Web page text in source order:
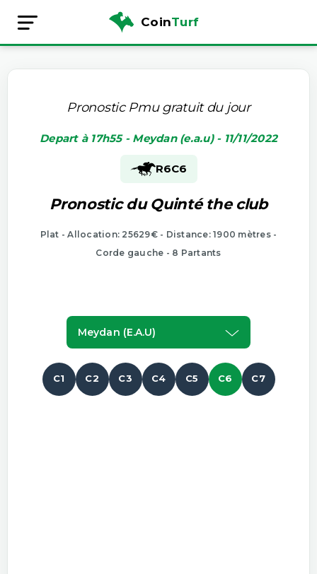
CoinTurf
Pronostic Pmu gratuit du jour
Depart à 17h55 - Meydan (e.a.u) - 11/11/2022
R6C6
Pronostic du Quinté the club
Plat - Allocation: 25629€ - Distance: 1900 mètres -
Corde gauche - 8 Partants
Meydan (e.a.u)
C1 C2 C3 C4 C5 C6 C7